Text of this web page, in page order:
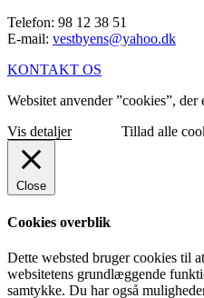
Telefon: 98 12 38 51
E-mail: vestbyens@yahoo.dk
KONTAKT OS
Websitet anvender ”cookies”,
Vis detaljer
Tillad alle
Close
Cookies overblik
Dette websted bruger cookies til
websitetens grundlæggende
samtykke. Du har også